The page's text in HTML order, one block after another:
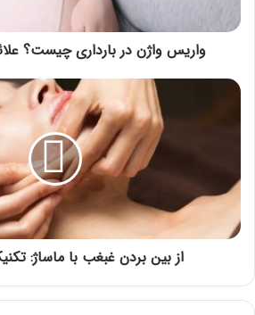
درمان
واریس واژن در بارداری چیست؟
از
ماساژ:
تکنیک
های
مؤثر!
از بین بردن غبغب با ماساژ: